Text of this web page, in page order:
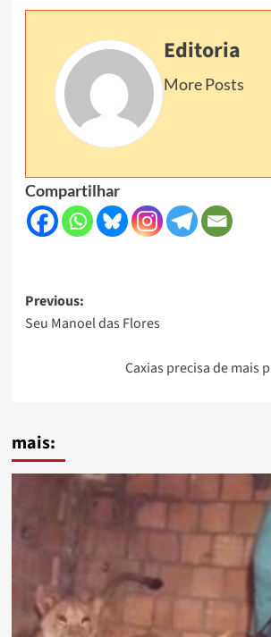
Editoria
More Posts
Compartilhar
Post
navigation
Previous:
Seu Manoel das Flores
Caxias precisa de mais
mais: